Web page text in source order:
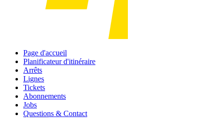
Page d'accueil
Planificateur d'itinéraire
Arrêts
Lignes
Tickets
Abonnements
Jobs
Questions & Contact